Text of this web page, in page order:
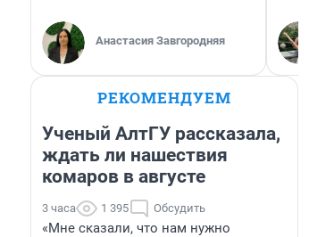
Анастасия Завгородняя
РЕКОМЕНДУЕМ
Ученый АлтГУ рассказала,
ждать ли нашествия
комаров в августе
3 часа 1 395 Обсудить
«Мне сказали, что нам нужно